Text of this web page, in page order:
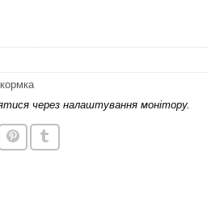
через налаштування монітору.